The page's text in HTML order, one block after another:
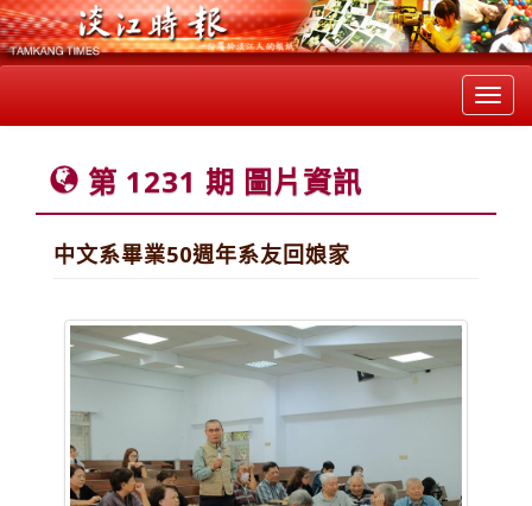
第 1231 期 圖片資訊
中文系畢業50週年系友回娘家